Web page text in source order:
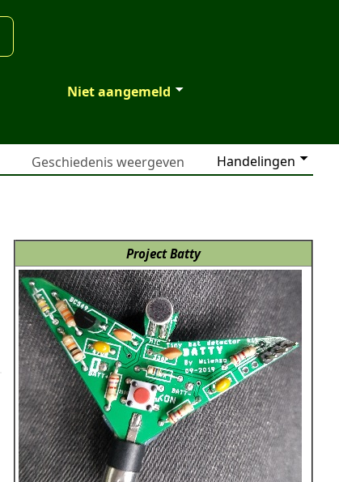
Niet aangemeld
Handelingen
Geschiedenis weergeven
Project Batty